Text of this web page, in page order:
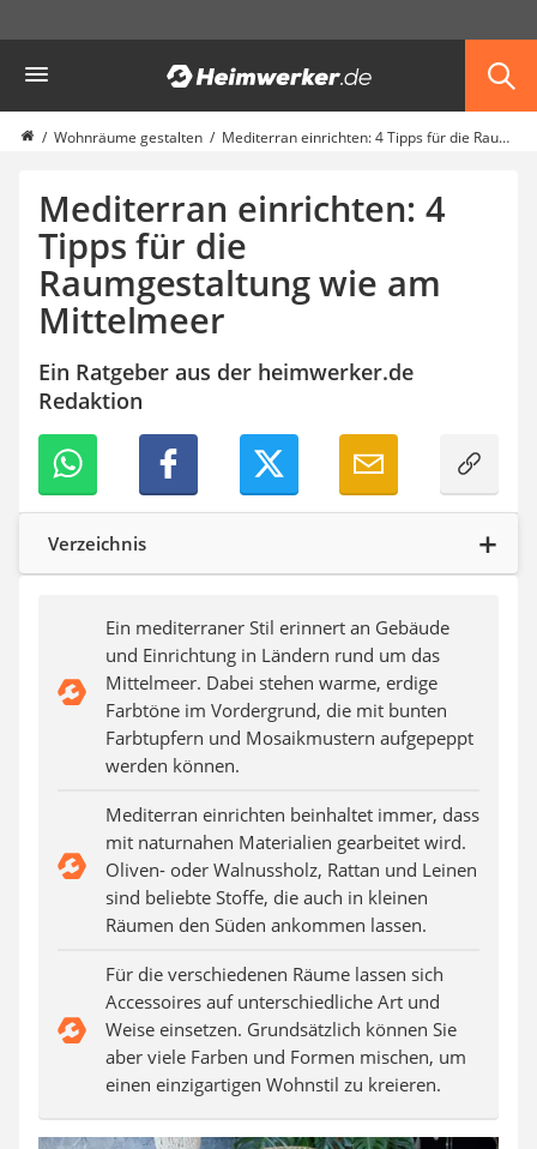
Möbel & Einrichtung
Daunenkissen
Wäscheständer
Spülrandloses WC
Heizdecke
Daunendecken
Backofen
HiFi-Lautsprecher
Samsung-Waschmaschine
Decke mit Ärmeln
4K-Beamer
Schraubendreher-Set
Sägekettenschärfgerät
Geschirrspüler 45 cm
Fußsack
Steckdosenradio
Seilwinde
Absauganlage
Wohnräume gestalten Mediterran einrichten: 4 Tipps für die Raumgestaltung wie am Mittelmeer
Mediterran einrichten: 4
Tipps für die
Raumgestaltung wie am
Mittelmeer
Ein Ratgeber aus der heimwerker.de
Redaktion
Verzeichnis
Ein mediterraner Stil erinnert an Gebäude
und Einrichtung in Ländern rund um das
Mittelmeer. Dabei stehen warme, erdige
Farbtöne im Vordergrund, die mit bunten
Farbtupfern und Mosaikmustern aufgepeppt
werden können.
Mediterran einrichten beinhaltet immer, dass
mit naturnahen Materialien gearbeitet wird.
Oliven- oder Walnussholz, Rattan und Leinen
sind beliebte Stoffe, die auch in kleinen
Räumen den Süden ankommen lassen.
Für die verschiedenen Räume lassen sich
Accessoires auf unterschiedliche Art und
Weise einsetzen. Grundsätzlich können Sie
aber viele Farben und Formen mischen, um
einen einzigartigen Wohnstil zu kreieren.